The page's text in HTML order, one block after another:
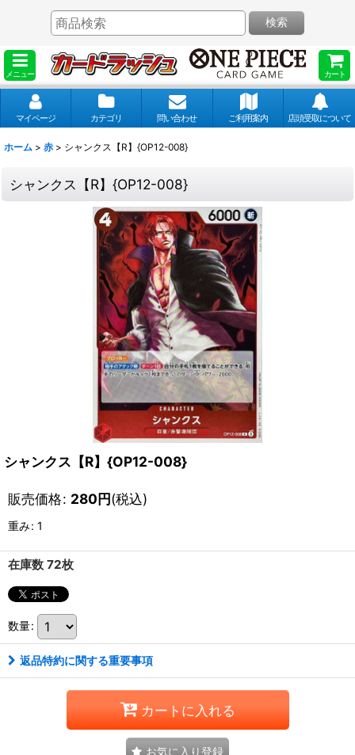
メニュー カート
検索
マイページ カテゴリ 問い合わせ ご利用案内 店頭受取について
ホーム > 赤 > シャンクス【R】{OP12-008}
シャンクス【R】{OP12-008}
シャンクス【R】{OP12-008}
販売価格: 280円(税込)
重み: 1
在庫数 72枚
数量:
返品特約に関する重要事項
カートに入れる
お気に入り登録